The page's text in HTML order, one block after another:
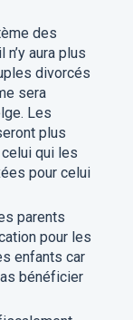
des
aura plus
divorcés
sera
Les
plus
qui les
pour celui
parents
pour les
enfants car
bénéficier